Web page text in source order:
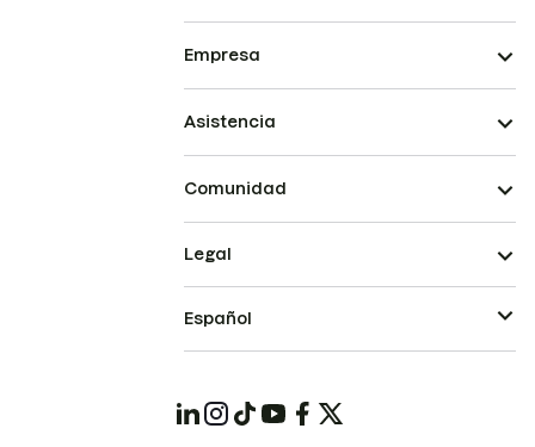
Empresa
Asistencia
Comunidad
Legal
Español